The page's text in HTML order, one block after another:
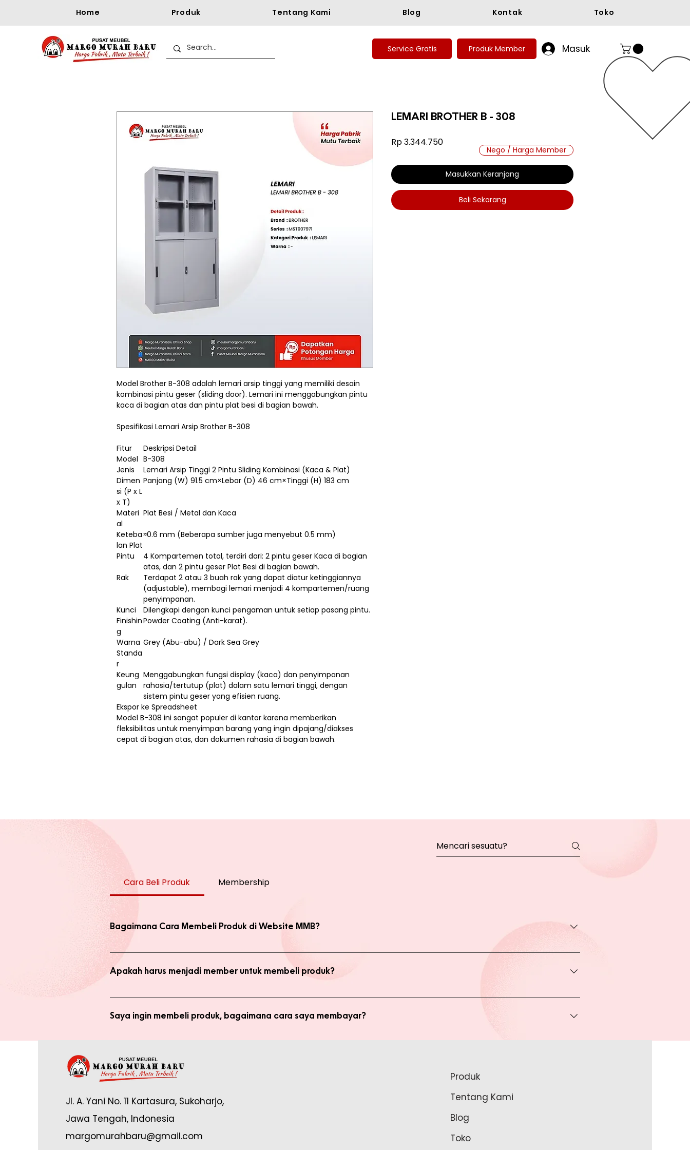
Home Produk Tentang Kami Blog Kontak Toko
Service Gratis Produk Member Masuk
Model Brother B-308 adalah lemari arsip tinggi yang memiliki desain
kombinasi pintu geser (sliding door). Lemari ini menggabungkan pintu
kaca di bagian atas dan pintu plat besi di bagian bawah.
Spesifikasi Lemari Arsip Brother B-308
Fitur
Deskripsi Detail
Model B-308
Jenis
Lemari Arsip Tinggi 2 Pintu Sliding Kombinasi (Kaca & Plat)
Dimen
si (P x L
x T)
Panjang (W) 91.5 cm×Lebar (D) 46 cm×Tinggi (H) 183 cm
Materi
al
Plat Besi / Metal dan Kaca
Keteba
lan Plat
≈0.6 mm (Beberapa sumber juga menyebut 0.5 mm)
Pintu
4 Kompartemen total, terdiri dari: 2 pintu geser Kaca di bagian
atas, dan 2 pintu geser Plat Besi di bagian bawah.
Rak
Terdapat 2 atau 3 buah rak yang dapat diatur ketinggiannya
(adjustable), membagi lemari menjadi 4 kompartemen/ruang
penyimpanan.
Kunci
Dilengkapi dengan kunci pengaman untuk setiap pasang pintu.
Finishin
g
Powder Coating (Anti-karat).
Warna
Standa
r
Grey (Abu-abu) / Dark Sea Grey
Keung
gulan
Menggabungkan fungsi display (kaca) dan penyimpanan
rahasia/tertutup (plat) dalam satu lemari tinggi, dengan
sistem pintu geser yang efisien ruang.
Ekspor ke Spreadsheet
Model B-308 ini sangat populer di kantor karena memberikan
fleksibilitas untuk menyimpan barang yang ingin dipajang/diakses
cepat di bagian atas, dan dokumen rahasia di bagian bawah.
LEMARI BROTHER B - 308
Rp 3.344.750Harga
Masukkan Keranjang
Beli Sekarang
Nego / Harga Member
Cara Beli Produk Membership
Bagaimana Cara Membeli Produk di Website MMB?
Ada 2 jenis produk yang ada di website, yaitu produk Member dan Non Member. Anda bisa melakukan transaksi pada halaman Produk
Apakah harus menjadi member untuk membeli produk?
Anda tidak perlu bergabung menjadi member untuk membeli produk MMB. Tetapi ada keuntungan yang bisa Anda dapatkan apabila
Saya ingin membeli produk, bagaimana cara saya membayar?
yang tertulis dan konfirmasikan kepada Admin.
Saya sudah jadi member tapi tidak bisa login ke Produk Member, apa yang harus saya lakukan?
Admin di: https://wa.me/6287888837888 Tunggu waktu 24-48 jam untuk proses pembaruan data sebelum Anda memulai untuk transaksi
Jl. A. Yani No. 11 Kartasura, Sukoharjo,
Jawa Tengah, Indonesia
margomurahbaru@gmail.com
Produk
Tentang Kami
Blog
Toko